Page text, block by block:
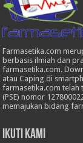
Farmasetika.com
berbasis ilmiah dan
farmasetika.com.
atau Caping di
farmasetika.com telah
(PSE) nomor
memajukan bidang
Ikuti Kami